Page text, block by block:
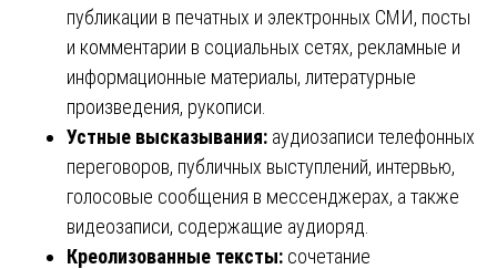
публикации в печатных и электронных СМИ, посты
и комментарии в социальных сетях, рекламные и
информационные материалы, литературные
произведения, рукописи.
Устные высказывания: аудиозаписи телефонных
переговоров, публичных выступлений, интервью,
голосовые сообщения в мессенджерах, а также
видеозаписи, содержащие аудиоряд.
Креолизованные тексты: сочетание